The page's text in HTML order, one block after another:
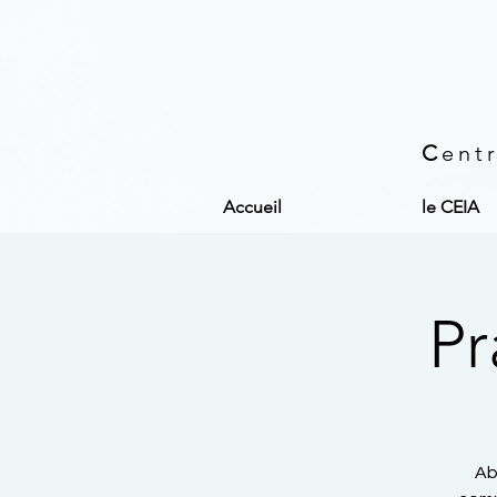
C
Accueil le CEIA